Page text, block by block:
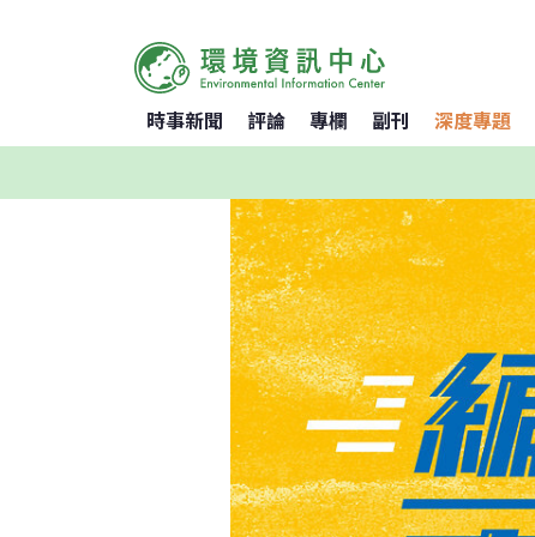
時事新聞 評論 專欄 副刊 深度專題